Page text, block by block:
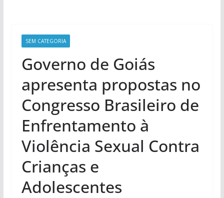
SEM CATEGORIA
Governo de Goiás
apresenta propostas no
Congresso Brasileiro de
Enfrentamento à
Violência Sexual Contra
Crianças e
Adolescentes